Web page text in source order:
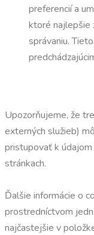
preferencií a
ktoré najlepšie
správaniu.
Upozorňujeme, že
externých služieb)
pristupovať k
stránkach.
Ďalšie informácie o
prostredníctvom
najčastejšie v